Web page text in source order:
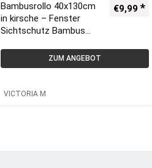
Bambusrollo 40x130cm
in kirsche – Fenster
Sichtschutz Bambus
€9,99
ZUM ANGEBOT
VICTORIA M